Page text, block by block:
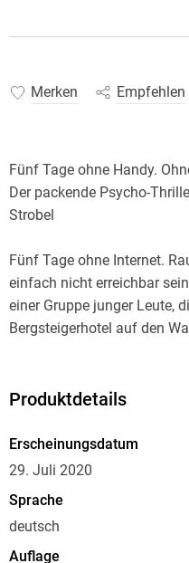
Merken Empfehlen
Fünf Tage ohne Handy.
Der packende Psycho-
Strobel
Fünf Tage ohne Internet.
einfach nicht erreichbar
einer Gruppe junger Leute,
Bergsteigerhotel auf den
kurz darauf schwer
niemand wird kommen, um
man kann sie sowieso nicht
und nervenzerreißend! «
Produktdetails
Erscheinungsdatum
29. Juli 2020
Sprache
deutsch
Auflage